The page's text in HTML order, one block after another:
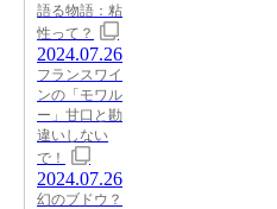
語る物語：粘
性って？
2024.07.26
フランスワイ
ンの「モワル
ー」甘口と勘
違いしない
で！
2024.07.26
幻のブドウ？